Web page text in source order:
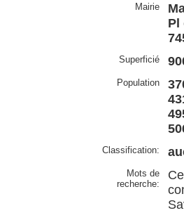
Mairie
Pl
Superficié
Population
Classification:
Mots de
recherche: